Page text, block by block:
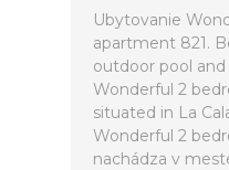
Ubytovanie
apartment 821.
outdoor pool
Wonderful 2
situated in La
Wonderful 2
nachádza v